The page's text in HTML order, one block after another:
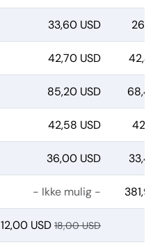
33,60 USD
42,70 USD
85,20 USD
42,58 USD
36,00 USD
- Ikke mulig -
12,00 USD 18,00 USD